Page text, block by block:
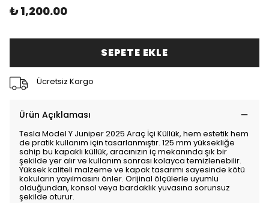
₺ 1,200.00
SEPETE EKLE
Ücretsiz Kargo
Ürün Açıklaması
Tesla Model Y Juniper 2025 Araç İçi Küllük, hem estetik hem
de pratik kullanım için tasarlanmıştır. 125 mm yüksekliğe
sahip bu kapaklı küllük, aracınızın iç mekanında şık bir
şekilde yer alır ve kullanım sonrası kolayca temizlenebilir.
Yüksek kaliteli malzeme ve kapak tasarımı sayesinde kötü
kokuların yayılmasını önler. Orijinal ölçülerle uyumlu
olduğundan, konsol veya bardaklık yuvasına sorunsuz
şekilde oturur.